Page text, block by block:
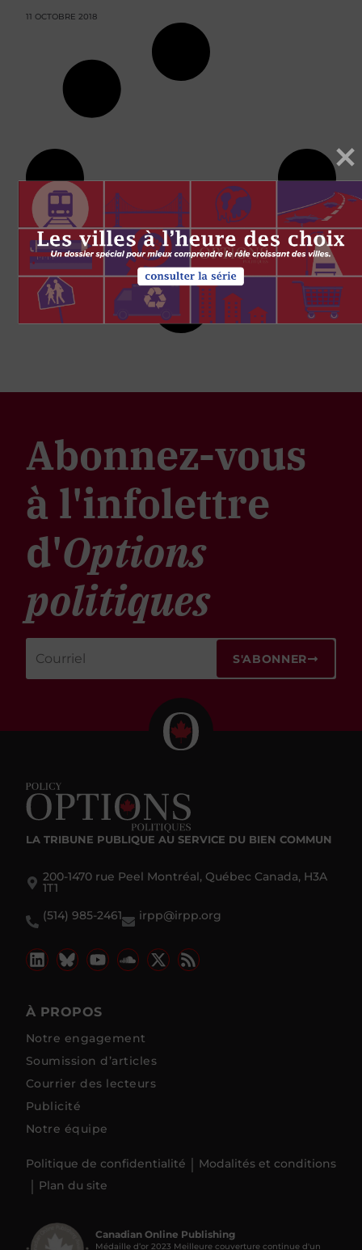
11 OCTOBRE 2018
Abonnez-vous
à l'infolettre
d'Options
politiques
S'ABONNER
LA TRIBUNE PUBLIQUE AU SERVICE DU BIEN COMMUN
200-1470 rue Peel Montréal, Québec Canada, H3A
1T1
(514) 985-2461
irpp@irpp.org
À PROPOS
Notre engagement
Soumission d’articles
Courrier des lecteurs
Publicité
Notre équipe
Politique de confidentialité
Modalités et conditions
Plan du site
Canadian Online Publishing
Médaille d’or 2023 Meilleure couverture continue d'un